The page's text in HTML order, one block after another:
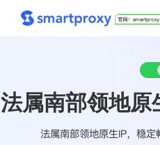
套餐购买
解决方案
法属南部领地
法属南部领地原生IP，稳